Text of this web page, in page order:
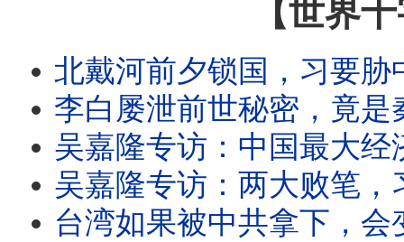
【世界
北戴河前夕锁国，习要胁中共大老？习搞垮经济，使出三板斧宣
李白屡泄前世秘密，竟是秦始皇转世？李白预言绝密天机，今天正在兑
吴嘉隆专访：中国最大经济危机曝光，还能救吗？习近平两大招，火
吴嘉隆专访：两大败笔，习近平21大难连任？中共频扰台海南海，为掩饰无力攻台？台
台湾如果被中共拿下，会变怎么样？台湾人民会得到或失